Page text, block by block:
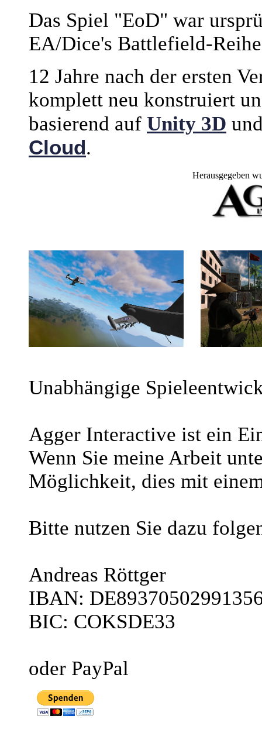
Das Spiel "EoD" war
EA/Dice's Battlefield-
12 Jahre nach der ersten
komplett neu konstruiert
basierend auf Unity 3D
Cloud.
Herausgegeben
Unabhängige
Agger Interactive ist ein
Wenn Sie meine Arbeit
Möglichkeit, dies mit
Bitte nutzen Sie dazu
Andreas Röttger
IBAN:
BIC: COKSDE33
oder PayPal